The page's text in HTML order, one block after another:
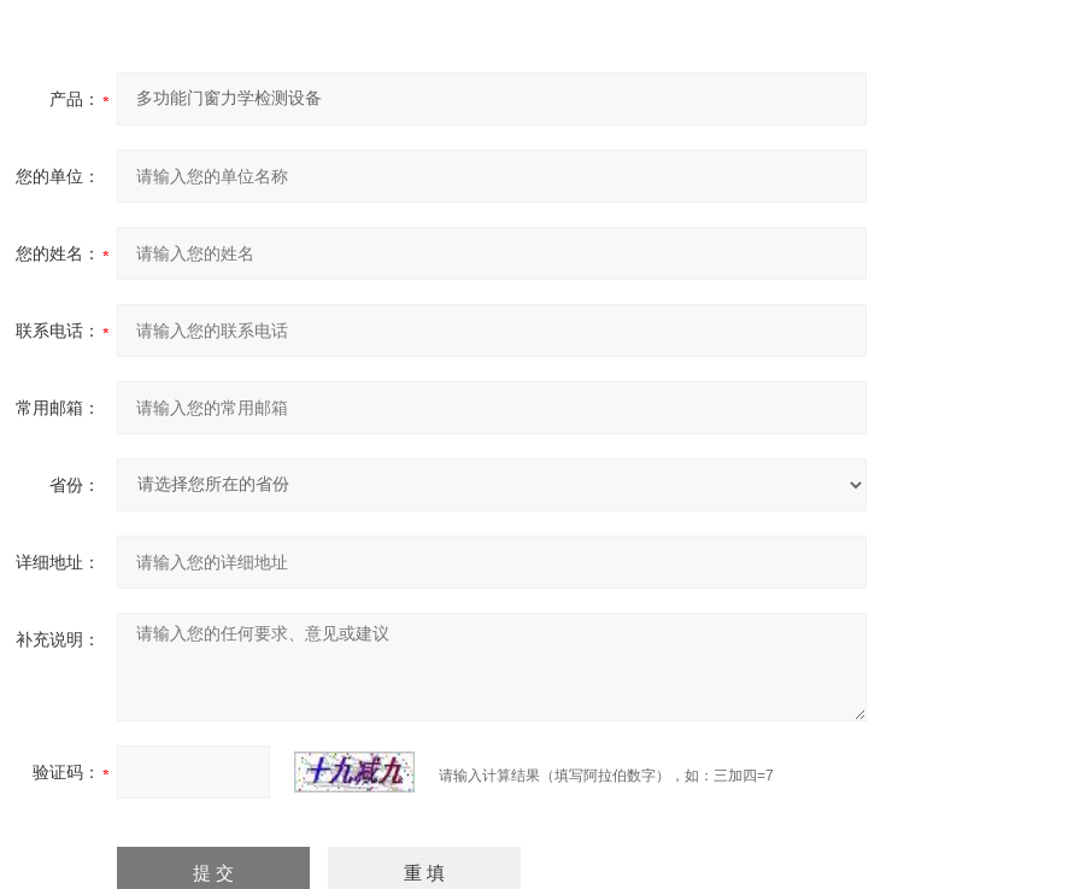
产品：
您的单位：
您的姓名：
联系电话：
常用邮箱：
省份：
详细地址：
补充说明：
验证码： 请输入计算结果（填写阿拉伯数字），如：三加四=7